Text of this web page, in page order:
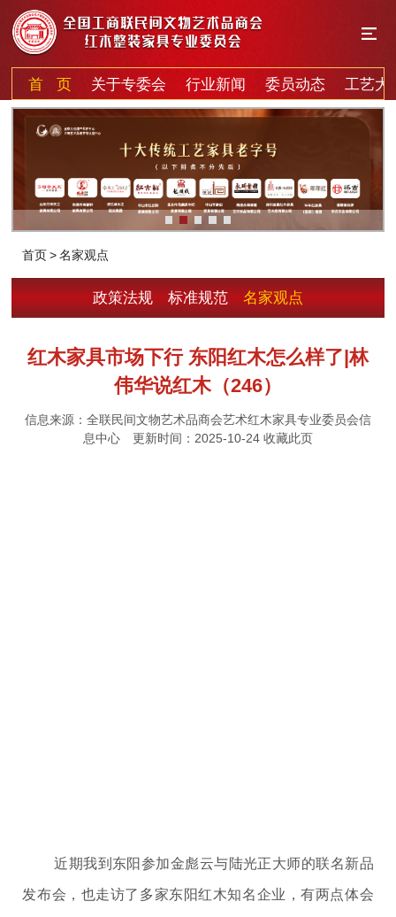
首 页 关于专委会 行业新闻 委员动态 工艺大
首页 > 名家观点
政策法规 标准规范 名家观点
红木家具市场下行 东阳红木怎么样了|林
伟华说红木（246）
信息来源：全联民间文物艺术品商会艺术红木家具专业委员会信
息中心 更新时间：2025-10-24 收藏此页
近期我到东阳参加金彪云与陆光正大师的联名新品
发布会，也走访了多家东阳红木知名企业，有两点体会